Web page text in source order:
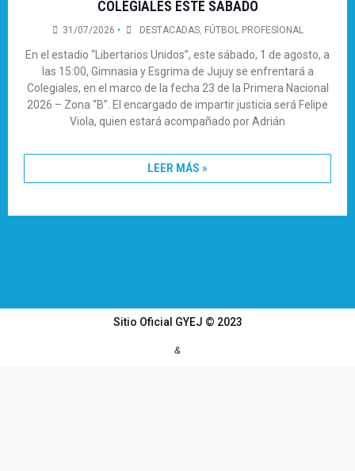
COLEGIALES ESTE SÁBADO
31/07/2026 • DESTACADAS, FÚTBOL PROFESIONAL
En el estadio “Libertarios Unidos”, este sábado, 1 de agosto, a
las 15:00, Gimnasia y Esgrima de Jujuy se enfrentará a
Colegiales, en el marco de la fecha 23 de la Primera Nacional
2026 – Zona “B”. El encargado de impartir justicia será Felipe
Viola, quien estará acompañado por Adrián
LEER MÁS »
Sitio Oficial GYEJ © 2023
&